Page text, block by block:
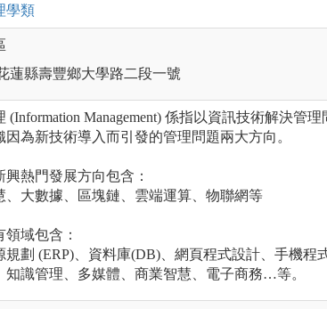
學類
蓮縣壽豐鄉大學路二段一號
(Information Management) 係指以資訊技術解決管
因為新技術導入而引發的管理問題兩大方向。
興熱門發展方向包含：
、大數據、區塊鏈、雲端運算、物聯網等
領域包含：
規劃 (ERP)、資料庫(DB)、網頁程式設計、手機程
知識管理、多媒體、商業智慧、電子商務…等。